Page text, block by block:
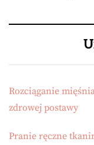
Rozciąganie
zdrowej postawy
Pranie ręczne